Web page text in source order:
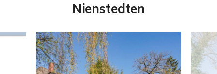
Nienstedten